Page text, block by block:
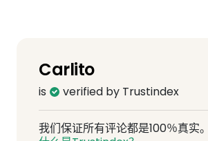
Carlito
is verified by Trustindex
我们保证所有评论都是100％真实。